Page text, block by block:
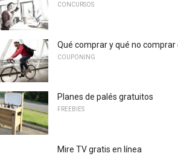
CONCURSOS
Qué comprar y qué no comprar
COUPONING
Planes de palés gratuitos
FREEBIES
Mire TV gratis en línea